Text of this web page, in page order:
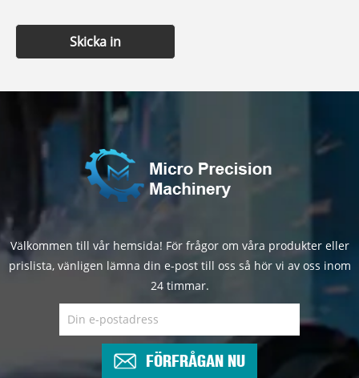
Skicka in
Välkommen till vår hemsida! För frågor om våra produkter eller
prislista, vänligen lämna din e-post till oss så hör vi av oss inom
24 timmar.
FÖRFRÅGAN NU